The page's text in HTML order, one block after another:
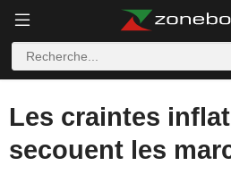
Les craintes
secouent les